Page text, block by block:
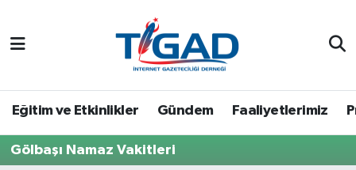
Eğitim ve Etkinlikler Gündem Faaliyetlerimiz
Gölbaşı Namaz Vakitleri
Nöbetçi Eczaneler